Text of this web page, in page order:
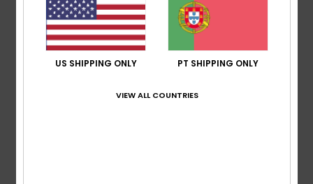
Conforto
Relação qualidade/preço
US SHIPPING ONLY PT SHIPPING ONLY
VIEW ALL COUNTRIES